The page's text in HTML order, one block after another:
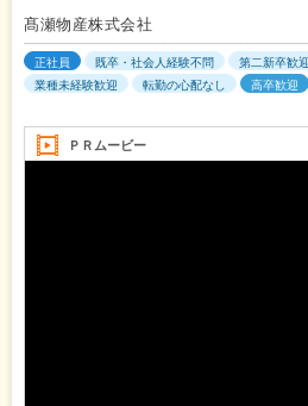
髙瀬物産株式会社
正社員 既卒・社会人経験不問 第二新卒歓迎
業種未経験歓迎
転勤の心配なし 高卒歓迎
ＰＲムービー